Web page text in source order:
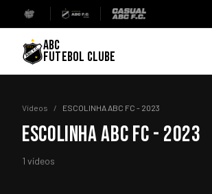
ABC
FUTEBOL CLUBE
Vídeos / ESCOLINHA ABC FC - 2023
ESCOLINHA ABC FC - 2023
1 vídeos